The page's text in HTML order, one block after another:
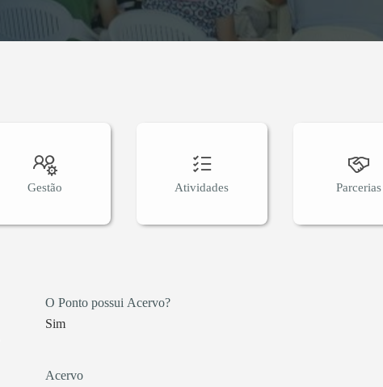
O Ponto possui Acervo?
Sim
Acervo
Gestão Atividades Parcerias